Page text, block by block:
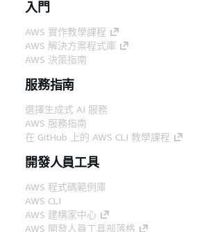
入門
AWS 實作教學課程
AWS 解決方案程式庫
AWS 決策指南
服務指南
選擇生成式 AI 服務
AWS 服務指南
在 GitHub 上的 AWS CLI 教學課程
開發人員工具
AWS 程式碼範例庫
AWS CLI
AWS 建構家中心
AWS 開發人員工具部落格